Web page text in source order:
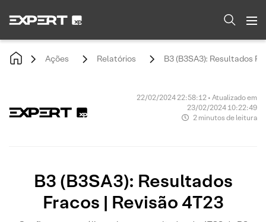
Ações Relatórios B3 (B3SA3): Resultados
22/02/2024 22:58:12 • Atualizado em
23/02/2024 10:22:49
2 minutos de leitura
B3 (B3SA3): Resultados
Fracos | Revisão 4T23